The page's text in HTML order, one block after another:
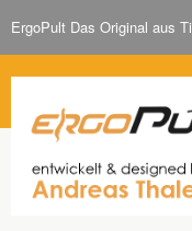
ErgoPult Das Original aus